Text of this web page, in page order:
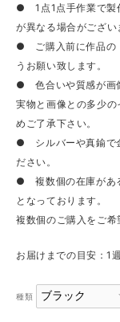
● 1点1点手作業で製
が異なる場合がござい
● ご購入前に作品の
うお願い致します。
● 色合いや質感が画
実物と画像との多少
めご了承下さい。
● シルバーや真鍮で
ださい。
● 複数個の在庫があ
となっております。
複数個のご購入をご希
お届けまでの目安：1
種類